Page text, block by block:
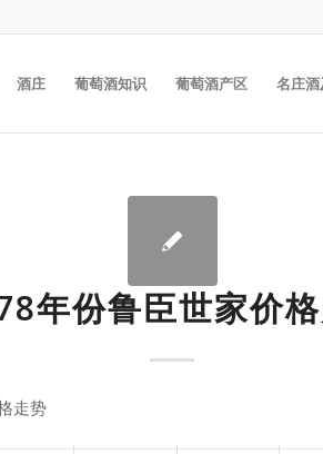
酒庄 葡萄酒知识 葡萄酒产区 名庄
年份鲁臣世家价
走势